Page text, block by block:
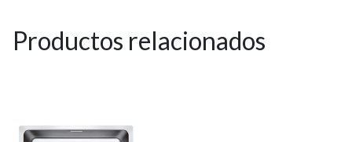
Productos relacionados